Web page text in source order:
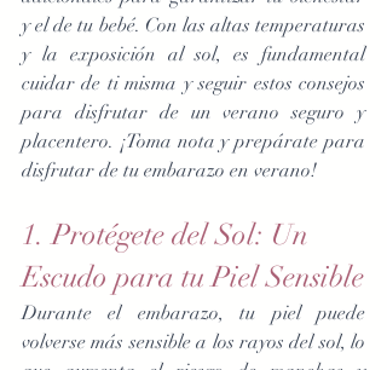
y el de tu bebé. Con las altas temperaturas
y la exposición al sol, es fundamental
cuidar de ti misma y seguir estos consejos
para disfrutar de un verano seguro y
placentero. ¡Toma nota y prepárate para
disfrutar de tu embarazo en verano!
1. Protégete del Sol: Un
Escudo para tu Piel Sensible
Durante el embarazo, tu piel puede
volverse más sensible a los rayos del sol, lo